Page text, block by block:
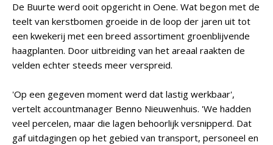
De Buurte werd ooit opgericht in Oene. Wat begon met de
teelt van kerstbomen groeide in de loop der jaren uit tot
een kwekerij met een breed assortiment groenblijvende
haagplanten. Door uitbreiding van het areaal raakten de
velden echter steeds meer verspreid.
'Op een gegeven moment werd dat lastig werkbaar',
vertelt accountmanager Benno Nieuwenhuis. 'We hadden
veel percelen, maar die lagen behoorlijk versnipperd. Dat
gaf uitdagingen op het gebied van transport, personeel en